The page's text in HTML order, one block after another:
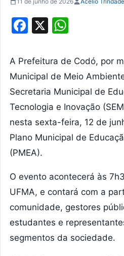
Facebook
X
A Prefeitura de Codó, por
Municipal de Meio
Secretaria Municipal de
Tecnologia e Inovação
nesta sexta-feira, 12 de
Plano Municipal de
(PMEA).
O evento acontecerá às
UFMA, e contará com a
comunidade, gestores
estudantes e
segmentos da sociedade.